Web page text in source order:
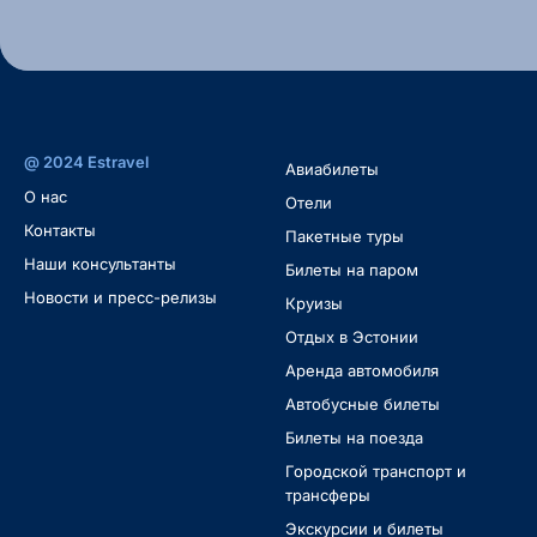
@ 2024 Estravel
O нас
Контакты
Наши консультанты
Новости и пресс-релизы
Авиабилеты
Oтели
Пакетные туры
Билеты на паром
Круизы
Отдых в Эстонии
Аренда автомобиля
Автобусные билеты
Билеты на поезда
Городской транспорт и
трансферы
Экскурсии и билеты